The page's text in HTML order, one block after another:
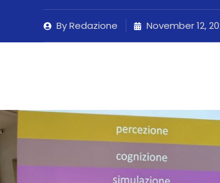
ByRedazione November 12,